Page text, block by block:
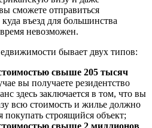
сможете отправиться
въезд для большинства
невозможен.
бывает двух типов:
свыше 205 тысяч
вы получаете резидентство
здесь заключается в том, что вы
всю стоимость и жилье должно
строящийся объект;